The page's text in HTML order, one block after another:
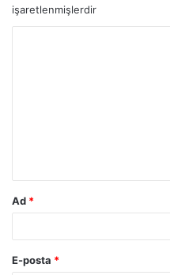
işaretlenmişlerdir
Ad *
E-posta *